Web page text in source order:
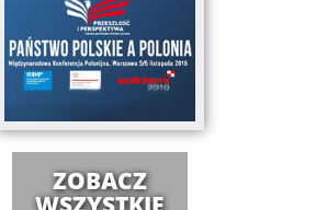
ZOBACZ